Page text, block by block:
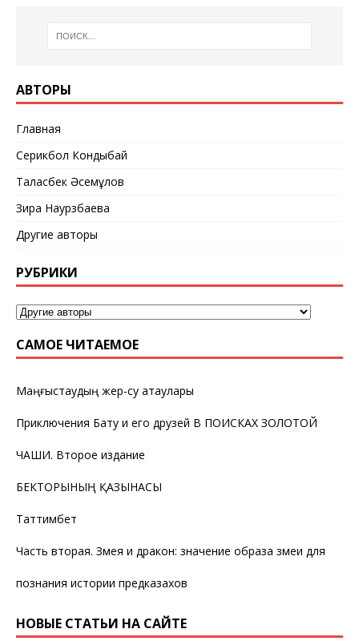
АВТОРЫ
Главная
Серикбол Кондыбай
Таласбек Әсемқұлов
Зира Наурзбаева
Другие авторы
РУБРИКИ
САМОЕ ЧИТАЕМОЕ
Маңғыстаудың жер-су атаулары
Приключения Бату и его друзей В ПОИСКАХ ЗОЛОТОЙ
ЧАШИ. Второе издание
БЕКТОРЫНЫҢ ҚАЗЫНАСЫ
Таттимбет
Часть вторая. Змея и дракон: значение образа змеи для
познания истории предказахов
НОВЫЕ СТАТЬИ НА САЙТЕ